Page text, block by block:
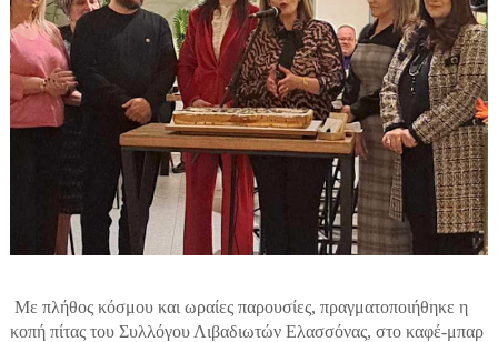
Με πλήθος κόσμου και ωραίες παρουσίες, πραγματοποιήθηκε η
κοπή πίτας του Συλλόγου Λιβαδιωτών Ελασσόνας, στο καφέ-μπαρ